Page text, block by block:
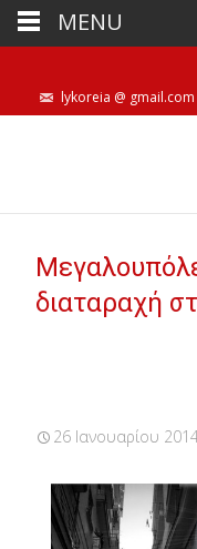
lykoreia @ gmail.com
διαταραχή
26 Ιανουαρίου
MENU